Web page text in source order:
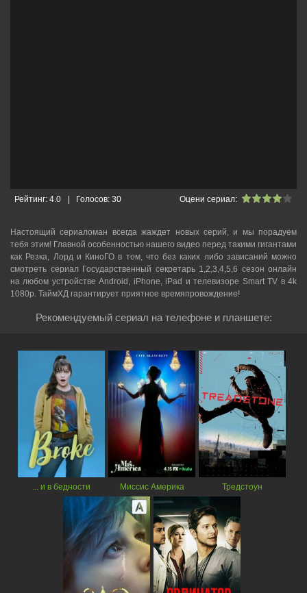
Оцени сериал:
Рейтинг: 4.0 Голосов:30
Настоящий сериаломан всегда жаждет новых серий, и мы порадуем
тебя этим! Главной особенностью нашего видео перед такими гигантами
как Резка, Лорд и КиноГО в том, что без каких либо зависаний можно
смотреть cериал Государственный секретарь 1,2,3,4,5,6 сезон онлайн
на любом устройстве Android, iPhone, iPad и телевизоре Smart TV в 4k
1080p. ТаймХД гарантирует приятное времяпровождение!
Рекомендуемый сериал на телефоне и планшете:
... и в бедности Миссис Америка Тредстоун